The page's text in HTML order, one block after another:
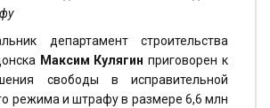
департамент строительства
Максим Кулягин приговорен к
свободы в исправительной
режима и штрафу в размере 6,6 млн